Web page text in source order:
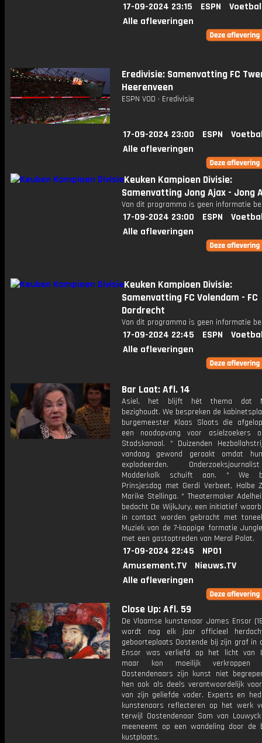
17-09-2024 23:15 ESPN
Alle afleveringen
Eredivisie: Samenvatting FC
Heerenveen
ESPN VOD • Eredivisie
17-09-2024 23:00 ESPN
Alle afleveringen
Keuken Kampioen Divisie:
Samenvatting Jong Ajax - Jong
Van dit programma is geen informatie
17-09-2024 23:00 ESPN
Alle afleveringen
Keuken Kampioen Divisie:
Samenvatting FC Volendam - FC
Dordrecht
Van dit programma is geen informatie
17-09-2024 22:45 ESPN
Alle afleveringen
Bar Laat: Afl. 14
Asiel, het blijft hét thema dat
bezighoudt. We bespreken de
burgemeester Klaas Sloots die
een noodopvang voor asielzoekers
Stadskanaal. * Duizenden
vandaag gewond geraakt omdat
explodeerden.
Modderkolk schuift aan. * We
Prinsjesdag met Gerdi Verbeet, Halbe
Marike Stellinga. * Theatermaker
bedacht De WijkJury, een initiatief
in contact worden gebracht met
Muziek van de 7-koppige formatie
met een gastoptreden van Meral Polat.
17-09-2024 22:45
NPO1
Amusement.TV
Nieuws.TV
Alle afleveringen
Close Up: Afl. 59
De Vlaamse kunstenaar James Ensor
wordt nog elk jaar officieel
geboorteplaats Oostende bij zijn graf in
Ensor was verliefd op het licht van
maar kon moeilijk
Oostendenaars zijn kunst niet
hen ook als deels verantwoordelijk
van zijn geliefde vader. Experts en
kunstenaars reflecteren op het werk
terwijl Oostendenaar Sam van
meeneemt op een wandeling door de
kustplaats.